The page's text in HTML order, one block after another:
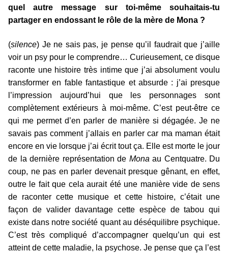
quel autre message sur toi-même souhaitais-tu
partager en endossant le rôle de la mère de Mona ?
(silence) Je ne sais pas, je pense qu’il faudrait que j’aille
voir un psy pour le comprendre… Curieusement, ce disque
raconte une histoire très intime que j’ai absolument voulu
transformer en fable fantastique et absurde : j’ai presque
l’impression aujourd’hui que les personnages sont
complètement extérieurs à moi-même. C’est peut-être ce
qui me permet d’en parler de manière si dégagée. Je ne
savais pas comment j’allais en parler car ma maman était
encore en vie lorsque j’ai écrit tout ça. Elle est morte le jour
de la dernière représentation de Mona au Centquatre. Du
coup, ne pas en parler devenait presque gênant, en effet,
outre le fait que cela aurait été une manière vide de sens
de raconter cette musique et cette histoire, c’était une
façon de valider davantage cette espèce de tabou qui
existe dans notre société quant au déséquilibre psychique.
C’est très compliqué d’accompagner quelqu’un qui est
atteint de cette maladie, la psychose. Je pense que ça l’est